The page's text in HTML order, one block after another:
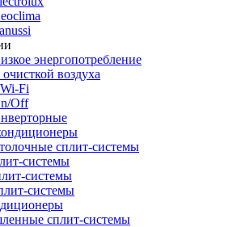
энергопотребление
воздуха
Fi
Off
​сплит-системы
системы
системы
системы
сплит-системы